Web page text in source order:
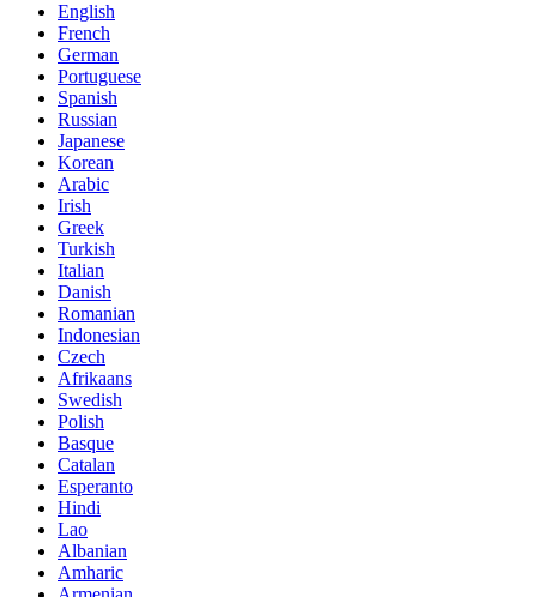
English
French
German
Portuguese
Spanish
Russian
Japanese
Korean
Arabic
Irish
Greek
Turkish
Italian
Danish
Romanian
Indonesian
Czech
Afrikaans
Swedish
Polish
Basque
Catalan
Esperanto
Hindi
Lao
Albanian
Amharic